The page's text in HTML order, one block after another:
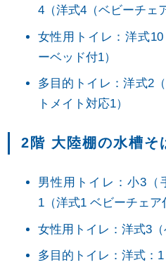
4（洋式4（ベビーチェ
女性用トイレ：洋式
ーベッド付1）
多目的トイレ：洋式2
トメイト対応1）
2階 大陸棚の水槽そ
男性用トイレ：小3（
1（洋式1 ベビーチェア
女性用トイレ：洋式3（
多目的トイレ：洋式：1